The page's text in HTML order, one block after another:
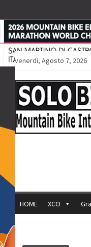
venerdì, Agosto 7, 2026
HOME XCO